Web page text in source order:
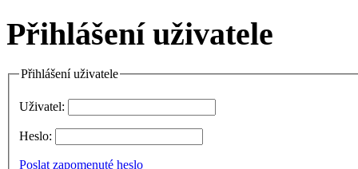
Přihlášení uživatele
Přihlášení uživatele
Uživatel:
Heslo:
Poslat zapomenuté heslo